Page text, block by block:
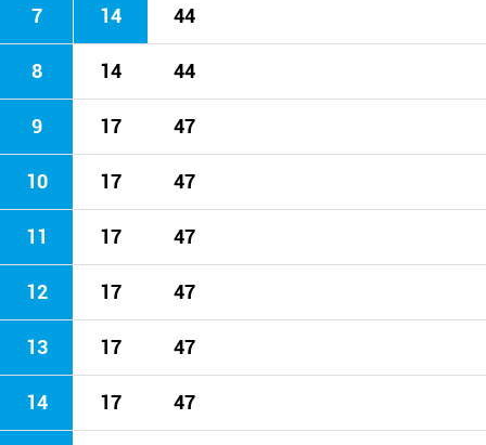
7 14 44
8 14 44
9 17 47
10 17 47
11 17 47
12 17 47
13 17 47
14 17 47